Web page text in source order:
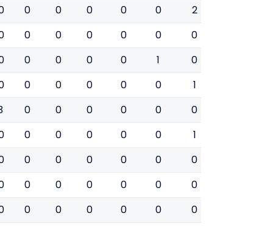
0 0 0 0 0 2
0 0 0 0 0 0
0 0 0 0 1 0
0 0 0 0 0 1
0 0 0 0 0 0
0 0 0 0 0 1
0 0 0 0 0 0
0 0 0 0 0 0
0 0 0 0 0 0